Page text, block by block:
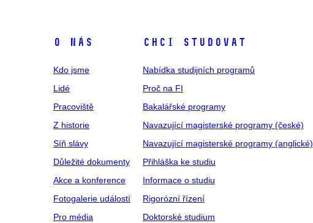
O NÁS
Kdo jsme
Lidé
Pracoviště
Z historie
Síň slávy
Důležité dokumenty
Akce a konference
Fotogalerie událostí
Pro média
CHCI STUDOVAT
Nabídka studijních programů
Proč na FI
Bakalářské programy
Navazující magisterské programy (české)
Navazující magisterské programy (anglické)
Přihláška ke studiu
Informace o studiu
Rigorózní řízení
Doktorské studium